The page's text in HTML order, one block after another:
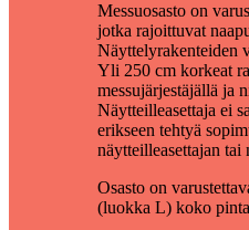
Messuosasto on
jotka rajoittuvat
Näyttelyrakenteiden
Yli 250 cm korkeat
messujärjestäjällä ja
Näytteilleasettaja ei
erikseen tehtyä
näytteilleasettajan tai
Osasto on
(luokka L) koko